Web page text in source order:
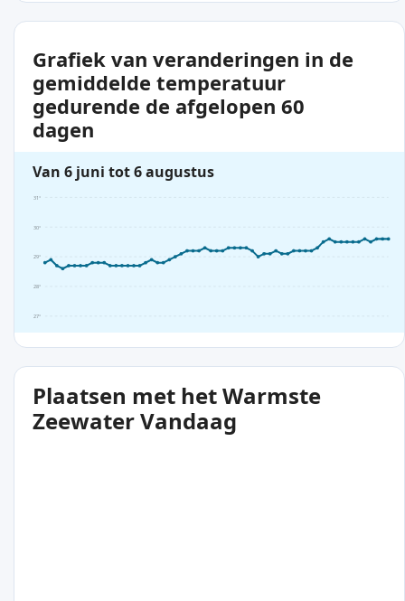
Grafiek van veranderingen in de
gemiddelde temperatuur
gedurende de afgelopen 60
dagen
Van 6 juni tot 6 augustus
27°
28°
29°
30°
31°
Plaatsen met het Warmste
Zeewater Vandaag